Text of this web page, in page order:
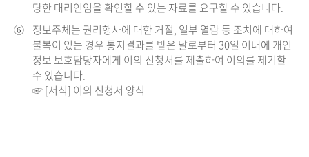
당한 대리인임을 확인할 수 있는 자료를 요구할 수 있습니다.
⑥ 정보주체는 권리행사에 대한 거절, 일부 열람 등 조치에 대하여
불복이 있는 경우 통지결과를 받은 날로부터 30일 이내에 개인
정보 보호담당자에게 이의 신청서를 제출하여 이의를 제기할
수 있습니다.
☞ [서식] 이의 신청서 양식